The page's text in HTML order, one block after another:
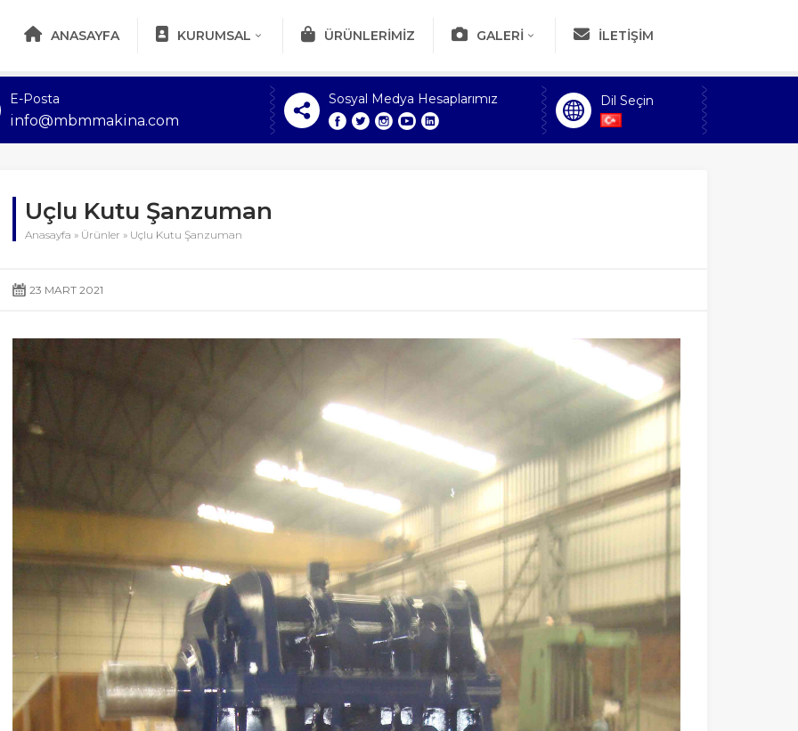
ANASAYFA KURUMSAL ÜRÜNLERIMIZ GALERI İLETIŞIM
E-Posta
info@mbmmakina.com
Sosyal Medya Hesaplarımız Dil Seçin
Uçlu Kutu Şanzuman
Anasayfa » Ürünler » Uçlu Kutu Şanzuman
23 MART 2021